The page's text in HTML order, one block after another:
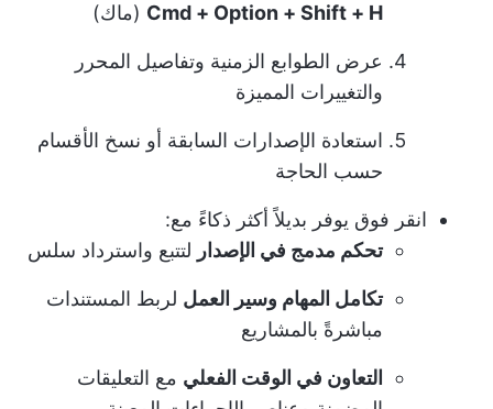
Cmd + Option + Shift + H (ماك)
عرض الطوابع الزمنية وتفاصيل المحرر
والتغييرات المميزة
استعادة الإصدارات السابقة أو نسخ الأقسام
حسب الحاجة
انقر فوق يوفر بديلاً أكثر ذكاءً مع:
تحكم مدمج في الإصدار لتتبع واسترداد سلس
تكامل المهام وسير العمل لربط المستندات
مباشرةً بالمشاريع
التعاون في الوقت الفعلي مع التعليقات